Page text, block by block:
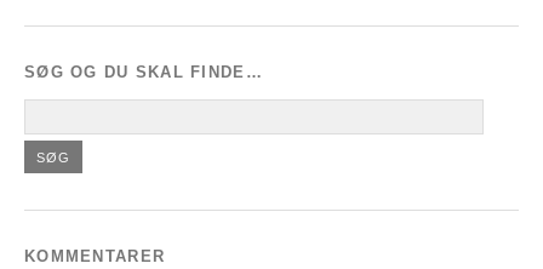
SØG OG DU SKAL FINDE…
KOMMENTARER